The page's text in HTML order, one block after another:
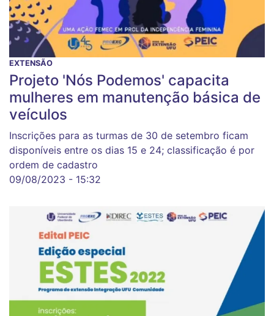
EXTENSÃO
Projeto 'Nós Podemos' capacita
mulheres em manutenção básica de
veículos
Inscrições para as turmas de 30 de setembro ficam
disponíveis entre os dias 15 e 24; classificação é por
ordem de cadastro
09/08/2023 - 15:32